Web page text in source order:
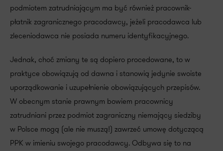
podmiotem zatrudniającym ma być również pracownik-
płatnik zagranicznego pracodawcy, jeżeli pracodawca lub
zleceniodawca nie posiada numeru identyfikacyjnego.
Jednak, choć zmiany te są dopiero procedowane, to w
praktyce obowiązują od dawna i stanowią jedynie swoiste
uporządkowanie i uzupełnienie obowiązujących przepisów.
W obecnym stanie prawnym bowiem pracownicy
zatrudniani przez podmiot zagraniczny niemający siedziby
w Polsce mogą (ale nie muszą!) zawrzeć umowę dotyczącą
PPK w imieniu swojego pracodawcy. Odbywa się to na